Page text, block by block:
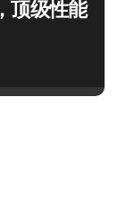
顶级性能